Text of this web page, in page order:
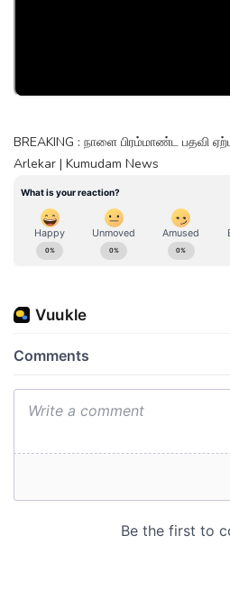
BREAKING : நாளை பிரம்மாண்ட பதவி
Arlekar | Kumudam News